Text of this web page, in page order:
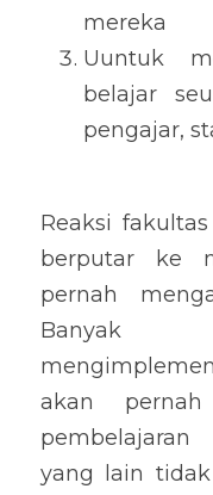
mereka
Uuntuk
belajar
pengajar,
Reaksi
berputar ke
pernah
akan
yang lain